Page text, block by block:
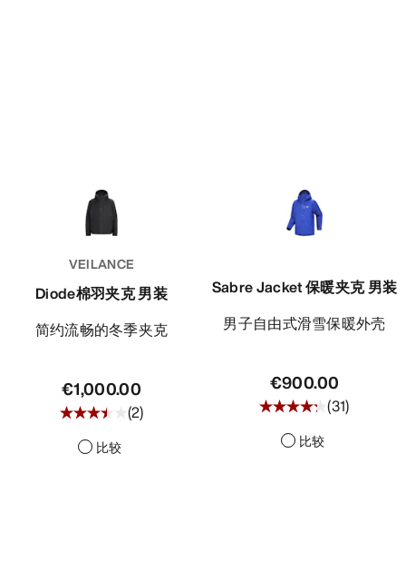
VEILANCE
Diode棉羽夹克 男装
简约流畅的冬季夹克
€1,000.00
(2)
比较
Sabre Jacket 保暖夹克 男装
男子自由式滑雪保暖外壳
€900.00
(31)
比较